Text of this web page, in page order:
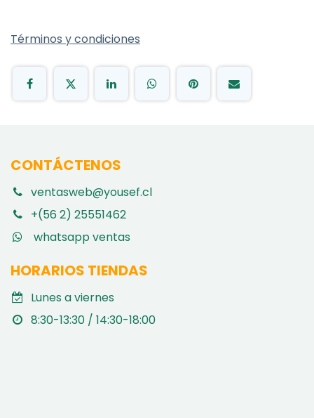
Términos y condiciones
CONTÁCTENOS
ventasweb@yousef.cl
+(56 2) 25551462
whatsapp ventas
HORARIOS TIENDAS
Lunes a viernes
8:30-13:30 / 14:30-18:00